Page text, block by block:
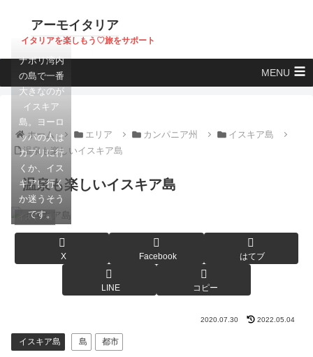
アーモイタリア
イタリアを楽しもう♡旅をサポート
MENU
ホーム エリア カンパニア州
イスキア島
温泉も楽しいイスキア島
温泉も楽しいイスキア島
イスキア島
ナポリ湾内
の島で一番
大きなのが
イスキア
島。ヨーロ
ッパの人は
カプリに行
くか、イス
キアに行く
か迷うそう
です。
X Facebook はてブ
LINE コピー
2020.07.30 2022.05.04
イスキア島 島 都市